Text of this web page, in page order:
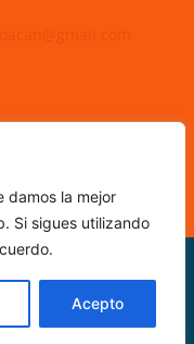
damos la mejor
Si sigues utilizando
Acepto
XML Sitemap
- 2021